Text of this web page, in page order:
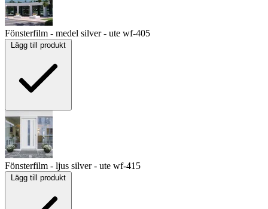
Fönsterfilm - medel silver - ute wf-405
Lägg till produkt
Fönsterfilm - ljus silver - ute wf-415
Lägg till produkt